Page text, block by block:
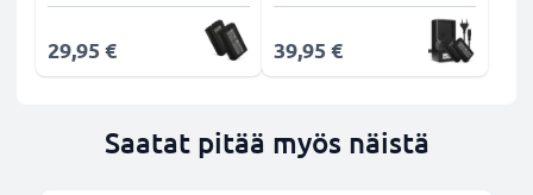
29,95 € 39,95 €
Saatat pitää myös näistä